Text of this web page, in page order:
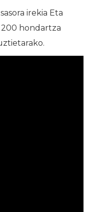
irekia Eta
hondartza